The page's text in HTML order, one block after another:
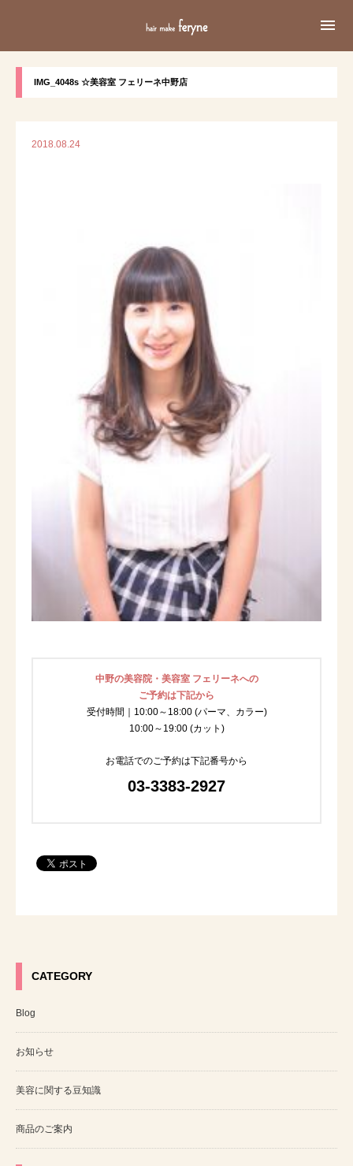

IMG_4048s ☆美容室 フェリーネ中野店
2018.08.24
中野の美容院・美容室 フェリーネへの
ご予約は下記から
受付時間｜10:00～18:00 (パーマ、カラー)
10:00～19:00 (カット)
お電話でのご予約は下記番号から
03-3383-2927
CATEGORY
Blog
お知らせ
美容に関する豆知識
商品のご案内